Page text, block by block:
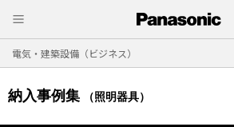
電気・建築設備（ビジネス）
納入事例集 （照明器具）